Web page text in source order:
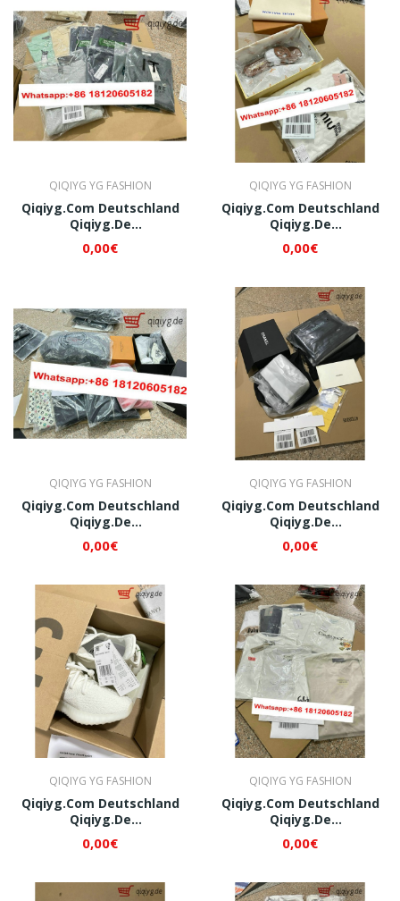
QIQIYG YG FASHION
Qiqiyg.com Deutschland
Qiqiyg.de
Whatsapp+8618120605182
QI163
0,00€
QIQIYG YG FASHION
Qiqiyg.com Deutschland
Qiqiyg.de
Whatsapp+8618120605182
QI208
0,00€
QIQIYG YG FASHION
Qiqiyg.com Deutschland
Qiqiyg.de
Whatsapp+8618120605182
QI253
0,00€
QIQIYG YG FASHION
Qiqiyg.com Deutschland
Qiqiyg.de
Whatsapp+8618120605182
QI297
0,00€
QIQIYG YG FASHION
Qiqiyg.com Deutschland
Qiqiyg.de
Whatsapp+8618120605182
QI341
0,00€
QIQIYG YG FASHION
Qiqiyg.com Deutschland
Qiqiyg.de
Whatsapp+8618120605182
QI385
0,00€